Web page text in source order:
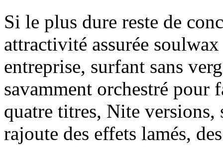
Si le plus dure reste de
attractivité assurée
entreprise, surfant sans
savamment orchestré pour
quatre titres, Nite versions,
rajoute des effets lamés,